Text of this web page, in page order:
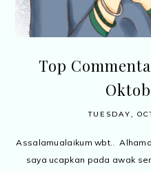
Top
TUESDAY,
Assalamualaikum wbt..
saya ucapkan pada awak